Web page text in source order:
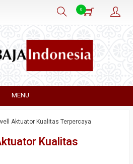
0
MENU
Aktuator Kualitas Terpercaya
Kualitas